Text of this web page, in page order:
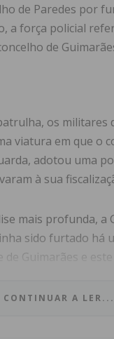
de Paredes por
a força policial
de
os militares
viatura em que o
adotou uma
à sua
mais profunda, a
sido furtado há
de Guimarães e
CONTINUAR A LER...